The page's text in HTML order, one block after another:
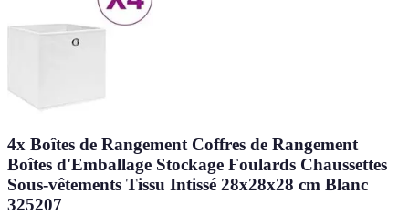
4x Boîtes de Rangement Coffres de Rangement
Boîtes d'Emballage Stockage Foulards Chaussettes
Sous-vêtements Tissu Intissé 28x28x28 cm Blanc
325207